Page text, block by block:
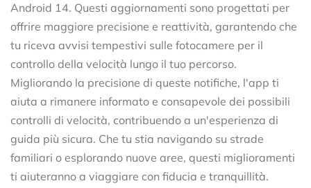
Android 14. Questi aggiornamenti sono progettati per
offrire maggiore precisione e reattività, garantendo che
tu riceva avvisi tempestivi sulle fotocamere per il
controllo della velocità lungo il tuo percorso.
Migliorando la precisione di queste notifiche, l'app ti
aiuta a rimanere informato e consapevole dei possibili
controlli di velocità, contribuendo a un'esperienza di
guida più sicura. Che tu stia navigando su strade
familiari o esplorando nuove aree, questi miglioramenti
ti aiuteranno a viaggiare con fiducia e tranquillità.